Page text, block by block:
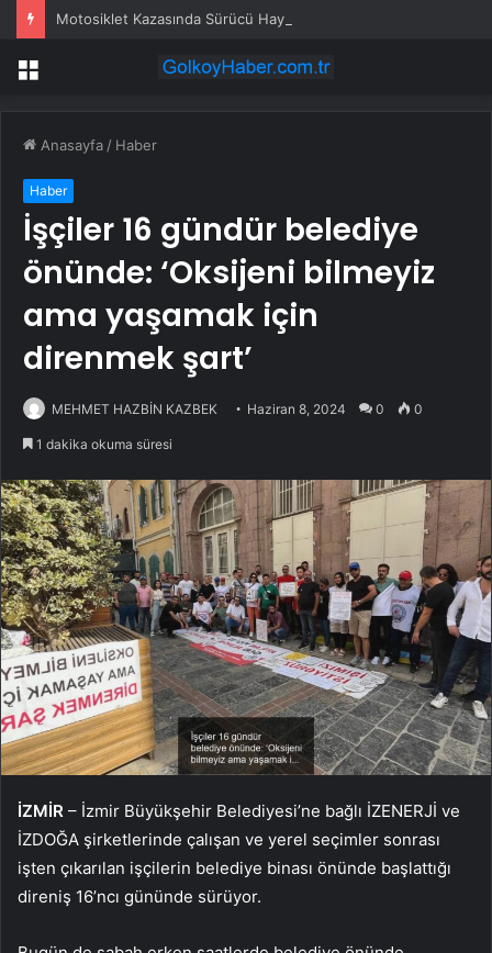
Motosiklet Kazasında Sürücü Hayatını Kaybetti
Menü
Anasayfa / Haber
Haber
İşçiler 16 gündür belediye
önünde: ‘Oksijeni bilmeyiz
ama yaşamak için
direnmek şart’
MEHMET HAZBİN KAZBEK Haziran 8, 2024 0 0
1 dakika okuma süresi
İZMİR – İzmir Büyükşehir Belediyesi’ne bağlı İZENERJİ ve
İZDOĞA şirketlerinde çalışan ve yerel seçimler sonrası
işten çıkarılan işçilerin belediye binası önünde başlattığı
direniş 16’ncı gününde sürüyor.